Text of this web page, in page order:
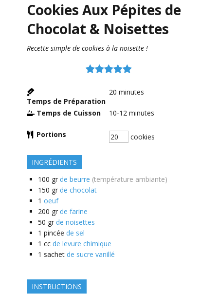
Cookies Aux Pépites de
Chocolat & Noisettes
Recette simple de cookies à la noisette !
Temps de Préparation
20 minutes
Temps de Cuisson 10-12 minutes
Portions cookies
INGRÉDIENTS
100 gr de beurre (température ambiante)
150 gr de chocolat
1 oeuf
200 gr de farine
50 gr de noisettes
1 pincée de sel
1 cc de levure chimique
1 sachet de sucre vanillé
INSTRUCTIONS